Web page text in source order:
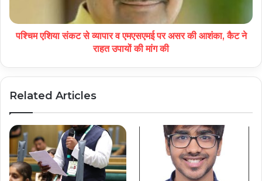
पश्चिम एशिया संकट से व्यापार व एमएसएमई पर असर की आशंका, कैट ने
राहत उपायों की मांग की
Related Articles